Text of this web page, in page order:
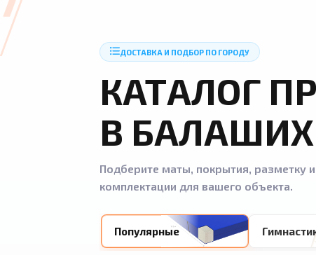
ДОСТАВКА И ПОДБОР ПО ГОРОДУ
КАТАЛОГ
В
Подберите маты, покрытия, разметку
комплектации для вашего объекта.
Популярные